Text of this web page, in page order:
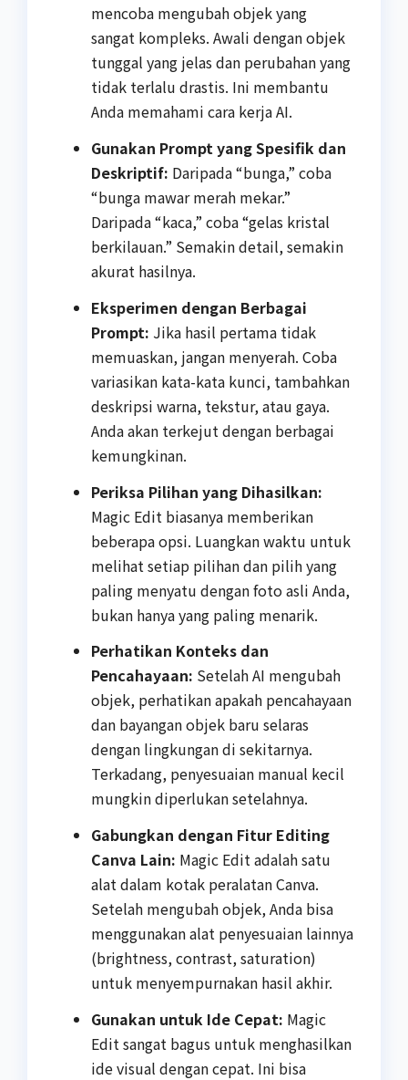
mencoba mengubah objek yang
sangat kompleks. Awali dengan objek
tunggal yang jelas dan perubahan yang
tidak terlalu drastis. Ini membantu
Anda memahami cara kerja AI.
Gunakan Prompt yang Spesifik dan
Deskriptif: Daripada “bunga,” coba
“bunga mawar merah mekar.”
Daripada “kaca,” coba “gelas kristal
berkilauan.” Semakin detail, semakin
akurat hasilnya.
Eksperimen dengan Berbagai
Prompt: Jika hasil pertama tidak
memuaskan, jangan menyerah. Coba
variasikan kata-kata kunci, tambahkan
deskripsi warna, tekstur, atau gaya.
Anda akan terkejut dengan berbagai
kemungkinan.
Periksa Pilihan yang Dihasilkan:
Magic Edit biasanya memberikan
beberapa opsi. Luangkan waktu untuk
melihat setiap pilihan dan pilih yang
paling menyatu dengan foto asli Anda,
bukan hanya yang paling menarik.
Perhatikan Konteks dan
Pencahayaan: Setelah AI mengubah
objek, perhatikan apakah pencahayaan
dan bayangan objek baru selaras
dengan lingkungan di sekitarnya.
Terkadang, penyesuaian manual kecil
mungkin diperlukan setelahnya.
Gabungkan dengan Fitur Editing
Canva Lain: Magic Edit adalah satu
alat dalam kotak peralatan Canva.
Setelah mengubah objek, Anda bisa
menggunakan alat penyesuaian lainnya
(brightness, contrast, saturation)
untuk menyempurnakan hasil akhir.
Gunakan untuk Ide Cepat: Magic
Edit sangat bagus untuk menghasilkan
ide visual dengan cepat. Ini bisa